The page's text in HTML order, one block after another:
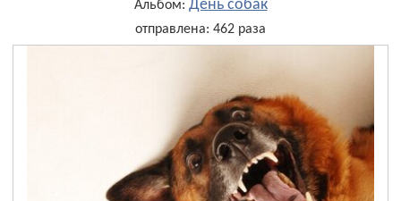
Альбом: День собак
отправлена: 462 раза